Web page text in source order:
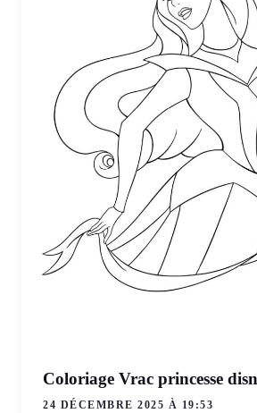
Coloriage Vrac princesse
24 DÉCEMBRE 2025 À 19:53